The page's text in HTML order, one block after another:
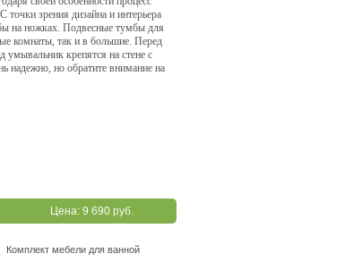
точки зрения дизайна и интерьера
на ножках. Подвесные тумбы для
комнаты, так и в большие. Перед
умывальник крепятся на стене с
надежно, но обратите внимание на
Цена: 9 690 руб.
Комплект мебели для ванной